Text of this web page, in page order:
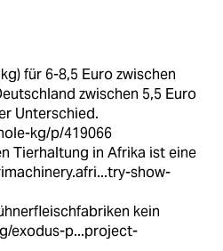
für 6-8,5 Euro zwischen
zwischen 5,5 Euro
Unterschied.
kg/p/419066
Tierhaltung in Afrika ist eine
show-
kein
exodus-p...project-